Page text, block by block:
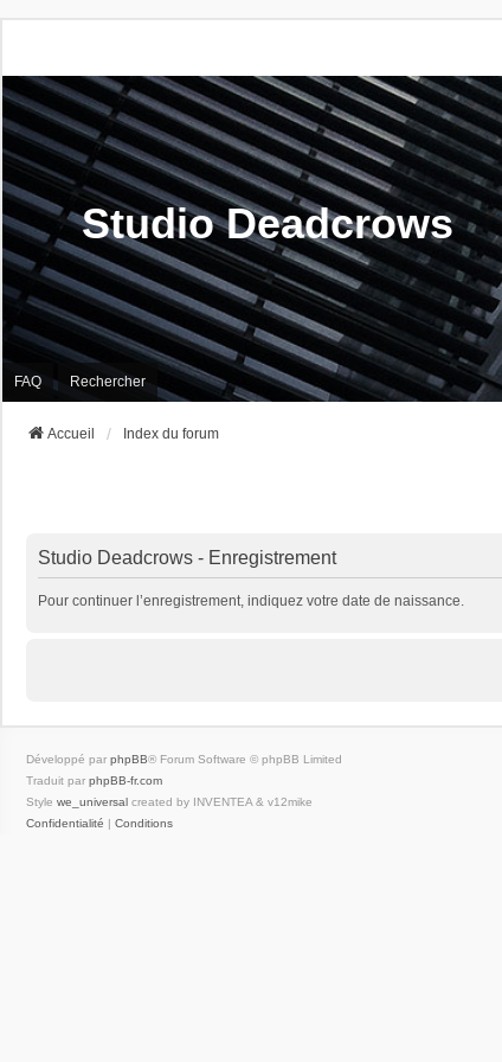
Studio Deadcrows
FAQ Rechercher
Accueil Index du forum
Studio Deadcrows - Enregistrement
Pour continuer l’enregistrement, indiquez votre date de naissance.
Développé par phpBB® Forum Software © phpBB Limited
Traduit par phpBB-fr.com
Style we_universal created by INVENTEA & v12mike
Confidentialité | Conditions